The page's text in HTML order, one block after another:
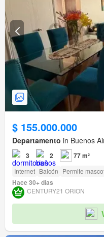
$ 155.000.000
Departamento in Buenos
3 2 77 m²
Internet Balcón Permite
Hace 30+ días
CENTURY21 ORION